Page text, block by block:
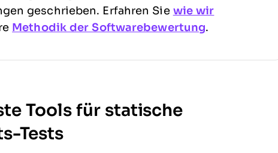
geschrieben. Erfahren Sie wie wir
Methodik der Softwarebewertung.
Tools für statische
Tests